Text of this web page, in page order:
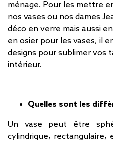
ménage. Pour les mettre
nos vases ou nos dames
déco en verre mais aussi
en osier pour les vases, il
designs pour sublimer vos
intérieur.
Quelles sont les
Un vase peut être
cylindrique, rectangulaire,